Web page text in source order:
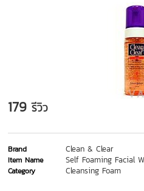
179 รีวิว
Brand Clean & Clear
Item Name Self Foaming Facial
Category Cleansing Foam